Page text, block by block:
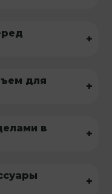
+
для
+
в
+
+